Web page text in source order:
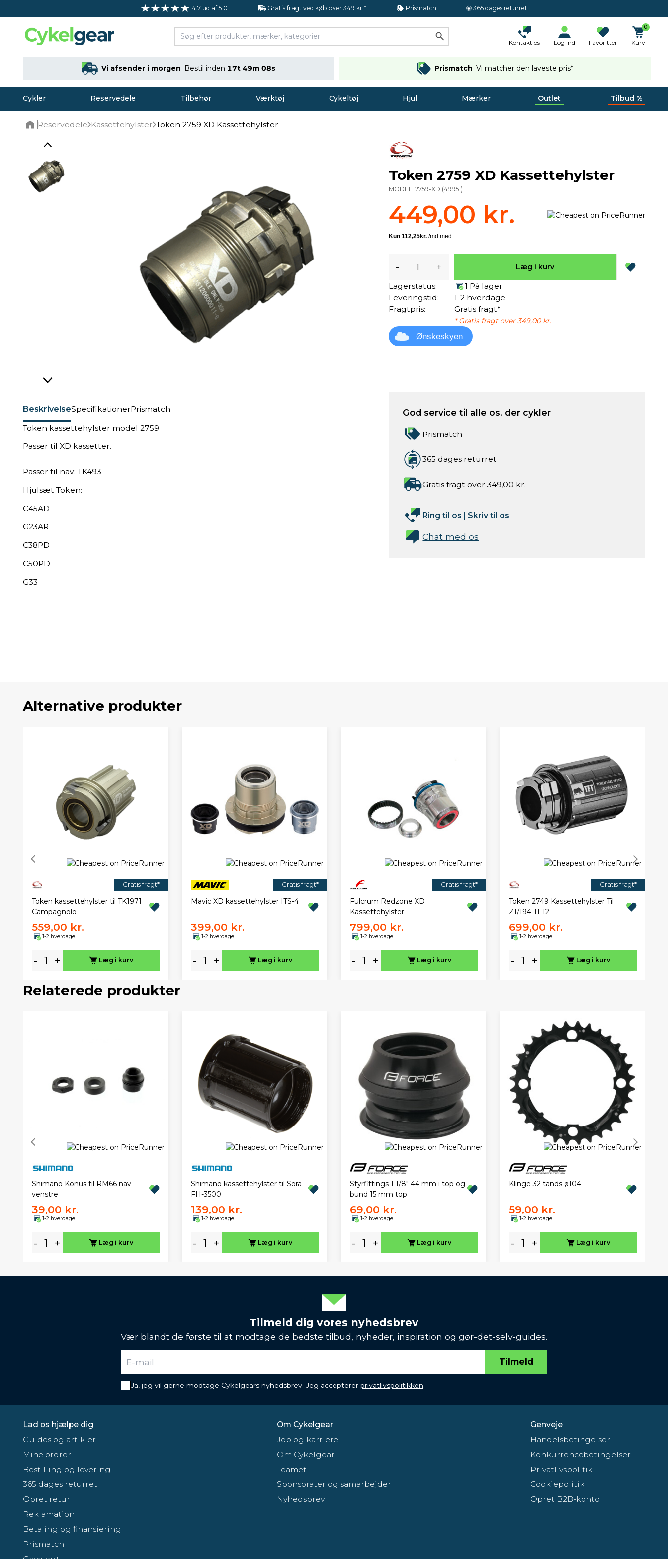
4.7 ud af 5.0 Gratis fragt ved køb over 349 kr.* Prismatch 365 dages returret
Kontakt os Log ind Favoritter
0
Kurv
Vi afsender i morgen Bestil inden 17t 49m 07s Prismatch Vi matcher den laveste pris*
Cykler Reservedele Tilbehør Værktøj Cykeltøj Hjul Mærker Outlet Tilbud %
Reservedele Kassettehylster Token 2759 XD Kassettehylster
BeskrivelseSpecifikationerPrismatch
Token kassettehylster model 2759
Passer til XD kassetter.
Passer til nav: TK493
Hjulsæt Token:
C45AD
G23AR
C38PD
C50PD
G33
Token 2759 XD Kassettehylster
MODEL:2759-XD (49951)
449,00 kr.
- + Læg i kurv
Lagerstatus:
1 På lager
Leveringstid:
1-2 hverdage
Fragtpris:
Gratis fragt*
* Gratis fragt over 349,00 kr.
Ønskeskyen
God service til alle os, der cykler
Prismatch
365 dages returret
Gratis fragt over 349,00 kr.
Ring til os | Skriv til os
Chat med os
Alternative produkter
Gratis fragt*
Token kassettehylster til TK1971
Campagnolo
559,00 kr.
1-2 hverdage
- + Læg i kurv
Gratis fragt*
Mavic XD kassettehylster ITS-4
399,00 kr.
1-2 hverdage
- + Læg i kurv
Gratis fragt*
Fulcrum Redzone XD
Kassettehylster
799,00 kr.
1-2 hverdage
- + Læg i kurv
Gratis fragt*
Token 2749 Kassettehylster Til
Z1/194-11-12
699,00 kr.
1-2 hverdage
- + Læg i kurv
Relaterede produkter
Shimano Konus til RM66 nav
venstre
39,00 kr.
1-2 hverdage
- + Læg i kurv
Shimano kassettehylster til Sora
FH-3500
139,00 kr.
1-2 hverdage
- + Læg i kurv
Styrfittings 1 1/8" 44 mm i top og
bund 15 mm top
69,00 kr.
1-2 hverdage
- + Læg i kurv
Klinge 32 tands ø104
59,00 kr.
1-2 hverdage
- + Læg i kurv
Tilmeld dig vores nyhedsbrev
Vær blandt de første til at modtage de bedste tilbud, nyheder, inspiration og gør-det-selv-guides.
Tilmeld
Ja, jeg vil gerne modtage Cykelgears nyhedsbrev. Jeg accepterer privatlivspolitikken.
Lad os hjælpe dig
Guides og artikler
Mine ordrer
Bestilling og levering
365 dages returret
Opret retur
Reklamation
Betaling og finansiering
Prismatch
Om Cykelgear
Job og karriere
Om Cykelgear
Teamet
Sponsorater og samarbejder
Nyhedsbrev
Genveje
Handelsbetingelser
Konkurrencebetingelser
Privatlivspolitik
Cookiepolitik
Opret B2B-konto